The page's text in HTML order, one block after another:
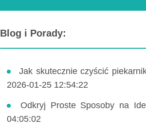
Blog i Porady:
Jak skutecznie czyścić
2026-01-25 12:54:22
Odkryj Proste Sposoby na
04:05:02